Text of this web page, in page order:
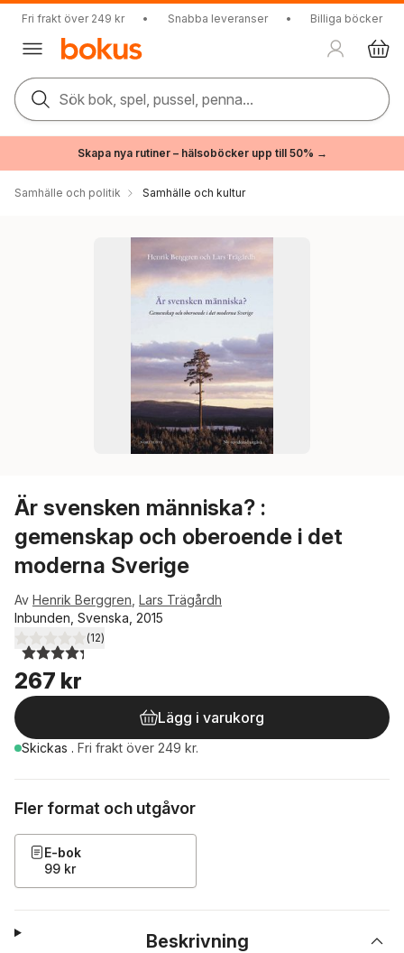
Fri frakt över 249 kr • Snabba leveranser • Billiga böcker
Sök bok, spel, pussel, penna...
Skapa nya rutiner – hälsoböcker upp till 50% →
Samhälle och politik Samhälle och kultur
Är svensken människa? :
gemenskap och oberoende i det
moderna Sverige
Av Henrik Berggren Lars Trägårdh
Inbunden, Svenska, 2015
4,3utav 5 stjärnor. Totalt antal röster:
(12)
267 kr
Lägg i varukorg
Skickas . Fri frakt över 249 kr.
Fler format och utgåvor
E-bok
99 kr
Beskrivning